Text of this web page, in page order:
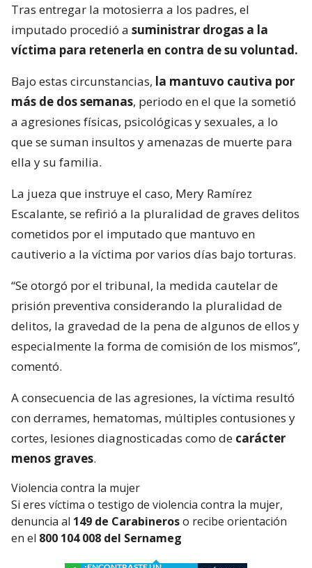
Tras entregar la motosierra a los padres, el
imputado procedió a suministrar drogas a la
víctima para retenerla en contra de su voluntad.
Bajo estas circunstancias, la mantuvo cautiva por
más de dos semanas, periodo en el que la sometió
a agresiones físicas, psicológicas y sexuales, a lo
que se suman insultos y amenazas de muerte para
ella y su familia.
La jueza que instruye el caso, Mery Ramírez
Escalante, se refirió a la pluralidad de graves delitos
cometidos por el imputado que mantuvo en
cautiverio a la víctima por varios días bajo torturas.
“Se otorgó por el tribunal, la medida cautelar de
prisión preventiva considerando la pluralidad de
delitos, la gravedad de la pena de algunos de ellos y
especialmente la forma de comisión de los mismos”,
comentó.
A consecuencia de las agresiones, la víctima resultó
con derrames, hematomas, múltiples contusiones y
cortes, lesiones diagnosticadas como de carácter
menos graves.
Violencia contra la mujer
Si eres víctima o testigo de violencia contra la mujer,
denuncia al 149 de Carabineroso recibe orientación
en el 800 104 008 del Sernameg